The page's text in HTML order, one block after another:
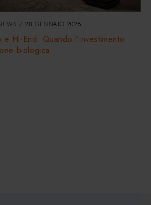
28 GENNAIO 2026
Hi-End: Quando l’investimento
biologica